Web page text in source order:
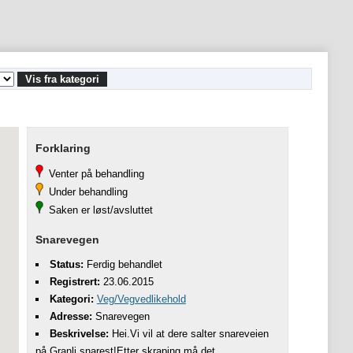
Vis fra kategori
Forklaring
Venter på behandling
Under behandling
Saken er løst/avsluttet
Snarevegen
Status: Ferdig behandlet
Registrert: 23.06.2015
Kategori: Veg/Vegvedlikehold
Adresse: Snarevegen
Beskrivelse: Hei.Vi vil at dere salter snareveien